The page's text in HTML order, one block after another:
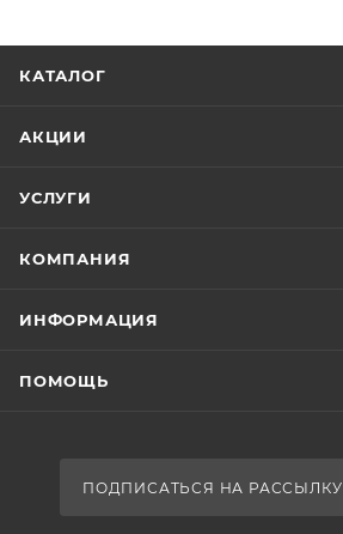
КАТАЛОГ
АКЦИИ
УСЛУГИ
КОМПАНИЯ
ИНФОРМАЦИЯ
ПОМОЩЬ
ПОДПИСАТЬСЯ НА РАССЫЛКУ